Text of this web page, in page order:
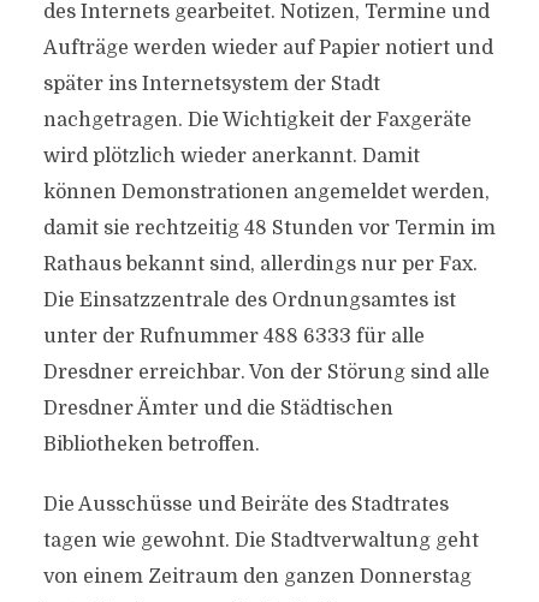
des Internets gearbeitet. Notizen, Termine und
Aufträge werden wieder auf Papier notiert und
später ins Internetsystem der Stadt
nachgetragen. Die Wichtigkeit der Faxgeräte
wird plötzlich wieder anerkannt. Damit
können Demonstrationen angemeldet werden,
damit sie rechtzeitig 48 Stunden vor Termin im
Rathaus bekannt sind, allerdings nur per Fax.
Die Einsatzzentrale des Ordnungsamtes ist
unter der Rufnummer 488 6333 für alle
Dresdner erreichbar. Von der Störung sind alle
Dresdner Ämter und die Städtischen
Bibliotheken betroffen.
Die Ausschüsse und Beiräte des Stadtrates
tagen wie gewohnt. Die Stadtverwaltung geht
von einem Zeitraum den ganzen Donnerstag